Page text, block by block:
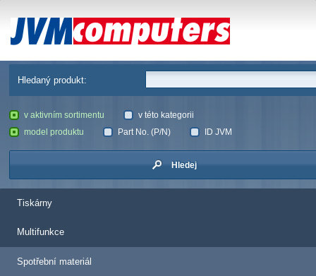
JVM Computers
Hledaný produkt:
v aktivním sortimentu
v této kategorii
model produktu
Part No. (P/N) ID JVM
Hledej
Tiskárny
Multifunkce
Spotřební materiál